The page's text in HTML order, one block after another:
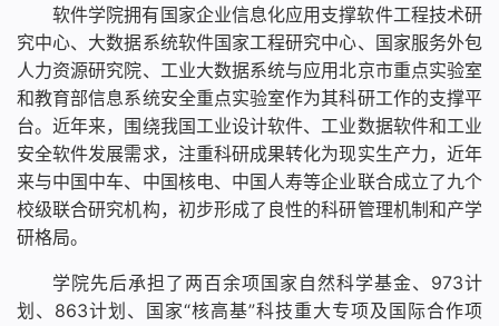
软件学院拥有国家企业信息化应用支撑软件工程技术研
究中心、大数据系统软件国家工程研究中心、国家服务外包
人力资源研究院、工业大数据系统与应用北京市重点实验室
和教育部信息系统安全重点实验室作为其科研工作的支撑平
台。近年来，围绕我国工业设计软件、工业数据软件和工业
安全软件发展需求，注重科研成果转化为现实生产力，近年
来与中国中车、中国核电、中国人寿等企业联合成立了九个
校级联合研究机构，初步形成了良性的科研管理机制和产学
研格局。
学院先后承担了两百余项国家自然科学基金、973计
划、863计划、国家“核高基”科技重大专项及国际合作项